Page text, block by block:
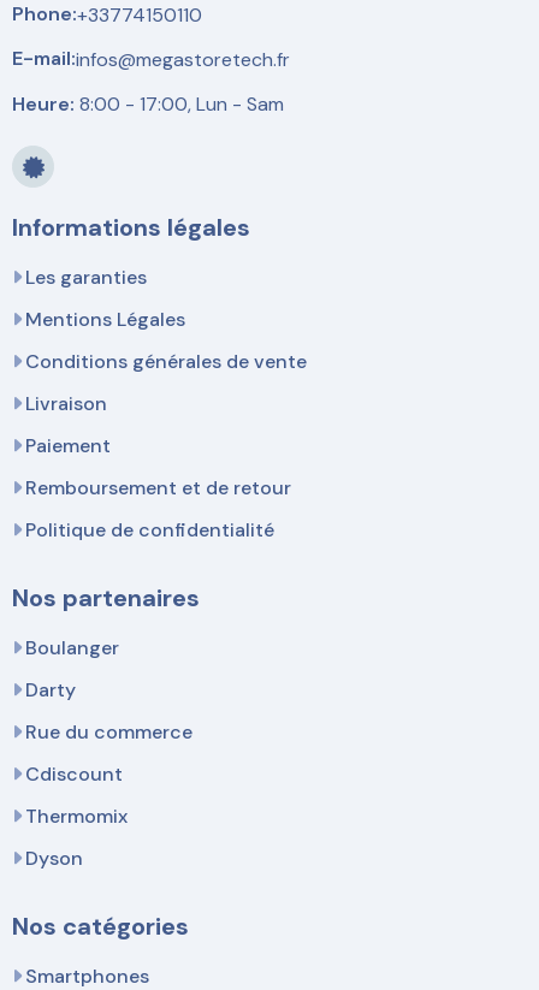
Phone:+33774150110
E-mail:infos@megastoretech.fr
Heure: 8:00 - 17:00, Lun - Sam
Informations légales
Les garanties
Mentions Légales
Conditions générales de vente
Livraison
Paiement
Remboursement et de retour
Politique de confidentialité
Nos partenaires
Boulanger
Darty
Rue du commerce
Cdiscount
Thermomix
Dyson
Nos catégories
Smartphones